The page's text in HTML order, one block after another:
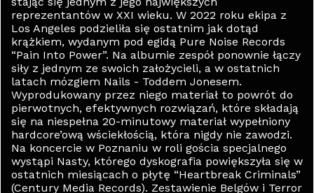
reprezentantów w XXI wieku. W 2022 roku ekipa z
Los Angeles podzieliła się ostatnim jak dotąd
krążkiem, wydanym pod egidą Pure Noise Records
“Pain Into Power”. Na albumie zespół ponownie łączy
siły z jednym ze swoich założycieli, a w ostatnich
latach mózgiem Nails - Toddem Jonesem.
Wyprodukowany przez niego materiał to powrót do
pierwotnych, efektywnych rozwiązań, które składają
się na niespełna 20-minutowy materiał wypełniony
hardcore’ową wściekłością, która nigdy nie zawodzi.
Na koncercie w Poznaniu w roli gościa specjalnego
wystąpi Nasty, którego dyskografia powiększyła się w
ostatnich miesiącach o płytę “Heartbreak Criminals”
(Century Media Records). Zestawienie Belgów i Terror